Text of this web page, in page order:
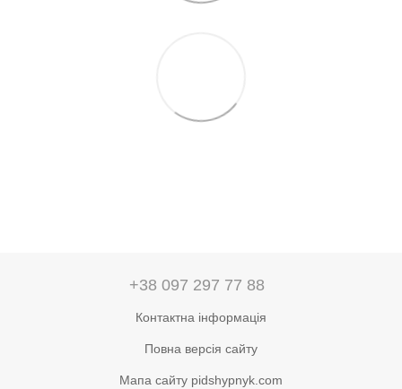
+38 097 297 77 88
Контактна інформація
Повна версія сайту
Мапа сайту pidshypnyk.com